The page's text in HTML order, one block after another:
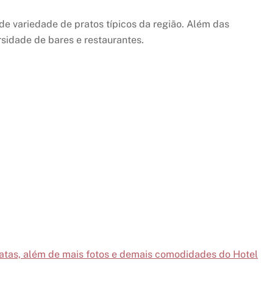
variedade de pratos típicos da região. Além das
de bares e restaurantes.
além de mais fotos e demais comodidades do Hotel